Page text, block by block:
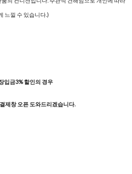
느낄 수 있습니다.)
입금3% 할인의 경우
제창 오픈 도와드리겠습니다.